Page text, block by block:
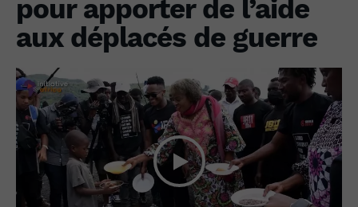
pour apporter de l’aide
aux déplacés de guerre